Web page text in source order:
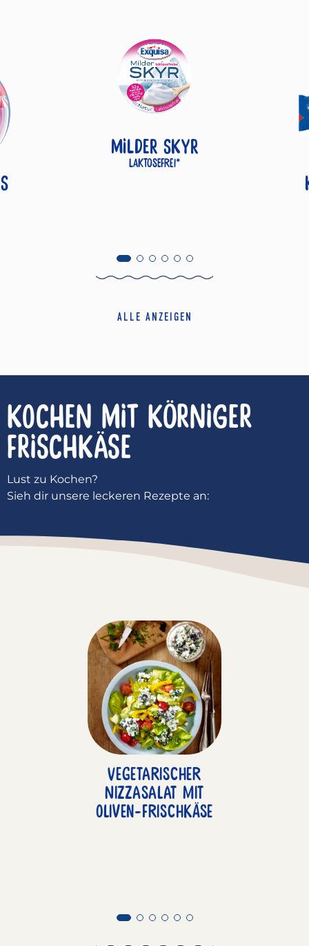
MILDER SKYR
Laktosefrei*
ALLE ANZEIGEN
KOCHEN MIT KÖRNIGER
FRISCHKÄSE
Lust zu Kochen?
Sieh dir unsere leckeren Rezepte an:
Vegetarischer
Nizzasalat mit
Oliven-Frischkäse